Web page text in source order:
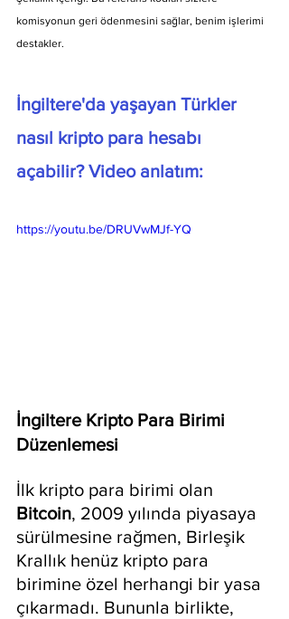
komisyonun geri ödenmesini sağlar, benim işlerimi
destakler.
İngiltere'da yaşayan Türkler
nasıl kripto para hesabı
açabilir? Video anlatım:
https://youtu.be/DRUVwMJf-YQ
İngiltere Kripto Para Birimi
Düzenlemesi
İlk kripto para birimi olan
Bitcoin, 2009 yılında piyasaya
sürülmesine rağmen, Birleşik
Krallık henüz kripto para
birimine özel herhangi bir yasa
çıkarmadı. Bununla birlikte,